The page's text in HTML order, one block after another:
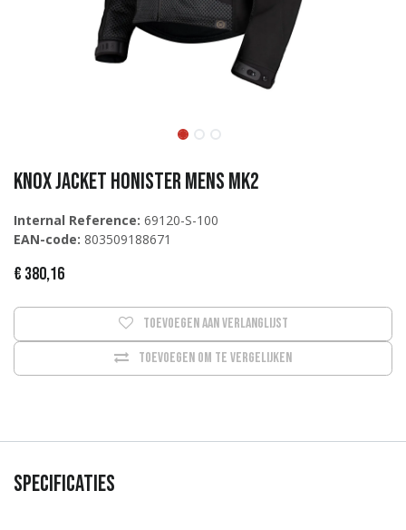
Knox Jacket Honister Mens MK2
Internal Reference: 69120-S-100
EAN-code: 803509188671
€ 380,16
Toevoegen om te vergelijken
Toevoegen aan verlanglijst
Specificaties